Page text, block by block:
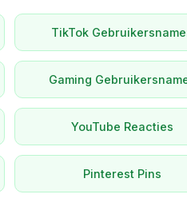
TikTok
Gaming
YouTube Reacties
Pinterest Pins